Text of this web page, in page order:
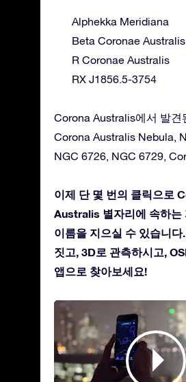
Alphekka Meridiana
Beta Coronae Australis
R Coronae Australis
RX J1856.5-3754
Corona Australis에서 발견
Corona Australis Nebula,
NGC 6726, NGC 6729,
이제 단 몇 번의 클릭으로
Australis 별자리에 속하는
이름을 지으실 수 있습니다
짓고, 3D로 관측하시고,
앱으로 찾아보세요!